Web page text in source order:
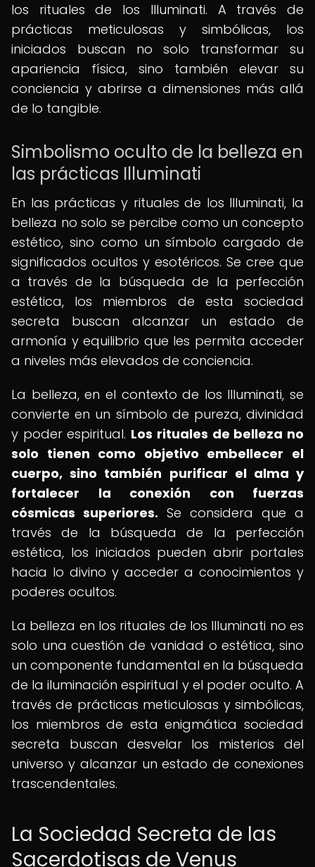
los rituales de los Illuminati. A través de
prácticas meticulosas y simbólicas, los
iniciados buscan no solo transformar su
apariencia física, sino también elevar su
conciencia y abrirse a dimensiones más allá
de lo tangible.
Simbolismo oculto de la belleza en
las prácticas Illuminati
En las prácticas y rituales de los Illuminati, la
belleza no solo se percibe como un concepto
estético, sino como un símbolo cargado de
significados ocultos y esotéricos. Se cree que
a través de la búsqueda de la perfección
estética, los miembros de esta sociedad
secreta buscan alcanzar un estado de
armonía y equilibrio que les permita acceder
a niveles más elevados de conciencia.
La belleza, en el contexto de los Illuminati, se
convierte en un símbolo de pureza, divinidad
y poder espiritual. Los rituales de belleza no
solo tienen como objetivo embellecer el
cuerpo, sino también purificar el alma y
fortalecer la conexión con fuerzas
cósmicas superiores. Se considera que a
través de la búsqueda de la perfección
estética, los iniciados pueden abrir portales
hacia lo divino y acceder a conocimientos y
poderes ocultos.
La belleza en los rituales de los Illuminati no es
solo una cuestión de vanidad o estética, sino
un componente fundamental en la búsqueda
de la iluminación espiritual y el poder oculto. A
través de prácticas meticulosas y simbólicas,
los miembros de esta enigmática sociedad
secreta buscan desvelar los misterios del
universo y alcanzar un estado de conexiones
trascendentales.
La Sociedad Secreta de las
Sacerdotisas de Venus